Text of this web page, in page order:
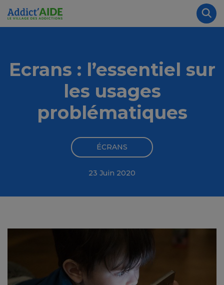
Aller au contenu principal
Ecrans : l’essentiel sur
les usages
problématiques
ÉCRANS
23 Juin 2020
Panneau de gestion des cookies